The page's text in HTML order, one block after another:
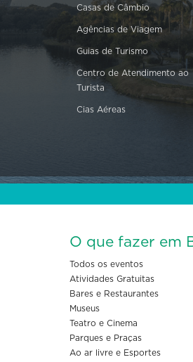
Casas de Câmbio
Agências de Viagem
Guias de Turismo
Centro de Atendimento ao
Turista
Cias Aéreas
O que fazer em
Todos os eventos
Atividades Gratuitas
Bares e Restaurantes
Museus
Teatro e Cinema
Parques e Praças
Ao ar livre e Esportes